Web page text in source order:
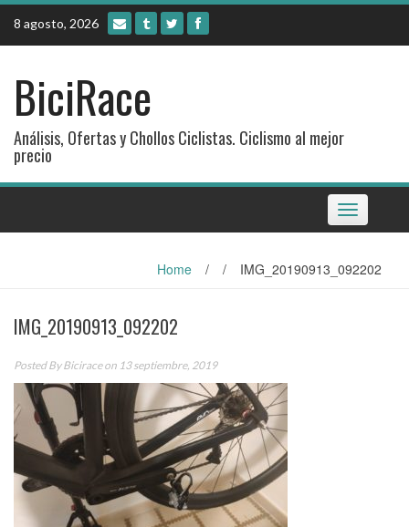
Skip
content
8 agosto, 2026
BiciRace
Análisis, Ofertas y Chollos Ciclistas. Ciclismo al mejor
precio
Toggle
navigation
Home / / IMG_20190913_092202
IMG_20190913_092202
Posted ByBiciraceon 13 septiembre, 2019